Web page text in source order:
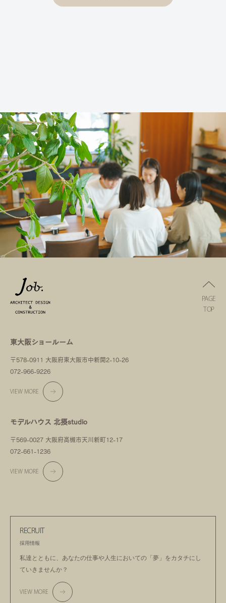
東大阪ショールーム
〒578-0911 大阪府東大阪市中新開2-10-26
072-966-9226
VIEW MORE
モデルハウス 北摂studio
〒569-0027 大阪府高槻市天川新町12-17
072-661-1236
VIEW MORE
RECRUIT
採用情報
私達とともに、あなたの仕事や人生においての 「夢」をカタチにし
ていきませんか？
VIEW MORE
PAGE
TOP